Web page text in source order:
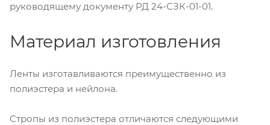
руководящему документу РД 24-СЗК-01-01.
Материал изготовления
Ленты изготавливаются преимущественно из
полиэстера и нейлона.
Стропы из полиэстера отличаются следующими